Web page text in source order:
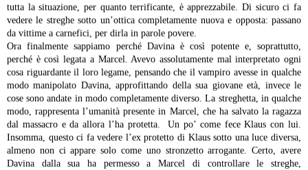
tutta la situazione, per quanto terrificante, è apprezzabile. Di sicuro ci fa
vedere le streghe sotto un’ottica completamente nuova e opposta: passano
da vittime a carnefici, per dirla in parole povere.
Ora finalmente sappiamo perché Davina è così potente e, soprattutto,
perché è così legata a Marcel. Avevo assolutamente mal interpretato ogni
cosa riguardante il loro legame, pensando che il vampiro avesse in qualche
modo manipolato Davina, approfittando della sua giovane età, invece le
cose sono andate in modo completamente diverso. La streghetta, in qualche
modo, rappresenta l’umanità presente in Marcel, che ha salvato la ragazza
dal massacro e da allora l’ha protetta. Un po’ come fece Klaus con lui.
Insomma, questo ci fa vedere l’ex protetto di Klaus sotto una luce diversa,
almeno non ci appare solo come uno stronzetto arrogante. Certo, avere
Davina dalla sua ha permesso a Marcel di controllare le streghe,